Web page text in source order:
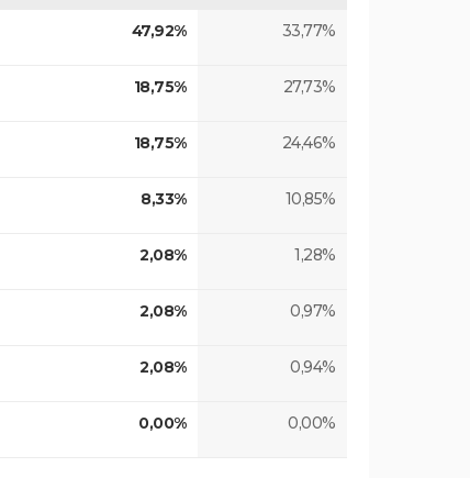
47,92% 33,77%
18,75% 27,73%
18,75% 24,46%
8,33% 10,85%
2,08% 1,28%
2,08% 0,97%
2,08% 0,94%
0,00% 0,00%